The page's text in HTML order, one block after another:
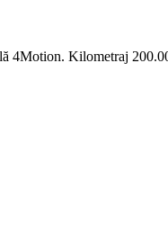
4Motion. Kilometraj